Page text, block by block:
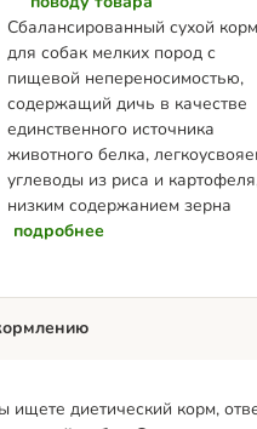
Сбалансированный сухой корм
для собак мелких пород с
пищевой непереносимостью,
содержащий дичь в качестве
единственного источника
животного белка,
углеводы из риса и
низким содержанием зерна
подробнее
ищете диетический корм,